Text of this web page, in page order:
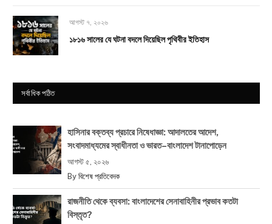
আগস্ট ৭, ২০২৬
১৮১৬ সালের যে ঘটনা বদলে দিয়েছিল পৃথিবীর ইতিহাস
সর্বাধিক পঠিত
হাসিনার বক্তব্য প্রচারে নিষেধাজ্ঞা: আদালতের আদেশ,
সংবাদমাধ্যমের স্বাধীনতা ও ভারত–বাংলাদেশ টানাপোড়েন
আগস্ট ৫, ২০২৬
By বিশেষ প্রতিবেদক
রাজনীতি থেকে ব্যবসা: বাংলাদেশের সেনাবাহিনীর প্রভাব কতটা
বিস্তৃত?